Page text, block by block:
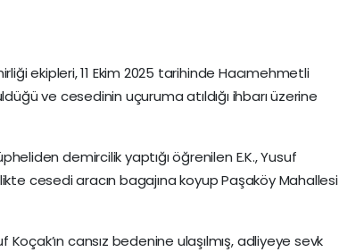
ekipleri, 11 Ekim 2025 tarihinde Hacımehmetli
ve cesedinin uçuruma atıldığı ihbarı üzerine
demircilik yaptığı öğrenilen E.K., Yusuf
cesedi aracın bagajına koyup Paşaköy Mahallesi
cansız bedenine ulaşılmış, adliyeye sevk